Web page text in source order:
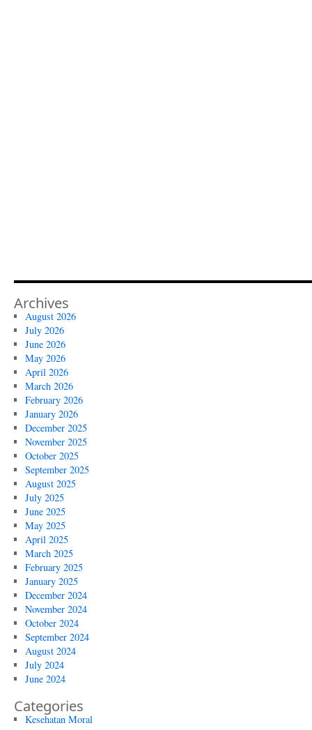
Archives
August 2026
July 2026
June 2026
May 2026
April 2026
March 2026
February 2026
January 2026
December 2025
November 2025
October 2025
September 2025
August 2025
July 2025
June 2025
May 2025
April 2025
March 2025
February 2025
January 2025
December 2024
November 2024
October 2024
September 2024
August 2024
July 2024
June 2024
Categories
Kesehatan Moral